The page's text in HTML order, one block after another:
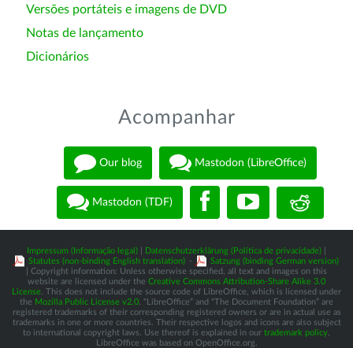
Versões portáteis e imagens de DVD
Notas de lançamento
Dicionários
Acompanhar
Our blog Mastodon (LibreOffice)
Mastodon (TDF)
Impressum (Informação legal) Datenschutzerklärung (Política de privacidade)
Statutes (non-binding English translation) -
Satzung (binding German version)
| Copyright information: Unless otherwise specified, all text and images on this
website are licensed under the Creative Commons Attribution-Share Alike 3.0
License . This does not include the source code of LibreOffice, which is licensed under
the Mozilla Public License v2.0 . “LibreOffice” and “The Document Foundation” are
registered trademarks of their corresponding registered owners or are in actual use as
trademarks in one or more countries. Their respective logos and icons are also subject
to international copyright laws. Use thereof is explained in our trademark policy
LibreOffice was based on OpenOffice.org.